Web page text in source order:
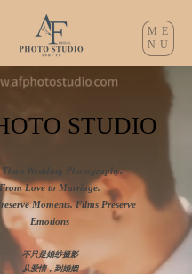
ME
NU
STUDIO
Than Wedding Photography.
From Love to Marriage.
Moments. Films Preserve
Emotions
不只是婚纱摄影
从爱情，到婚姻